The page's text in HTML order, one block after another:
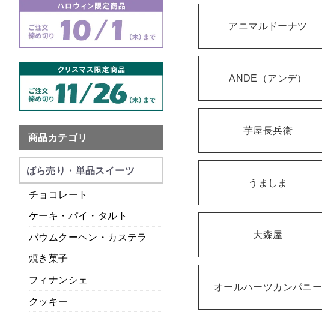
アニマルドーナツ
ANDE（アンデ）
芋屋長兵衛
うましま
大森屋
オールハーツカンパニー
商品カテゴリ
ばら売り・単品スイーツ
チョコレート
ケーキ・パイ・タルト
バウムクーヘン・カステラ
焼き菓子
フィナンシェ
クッキー